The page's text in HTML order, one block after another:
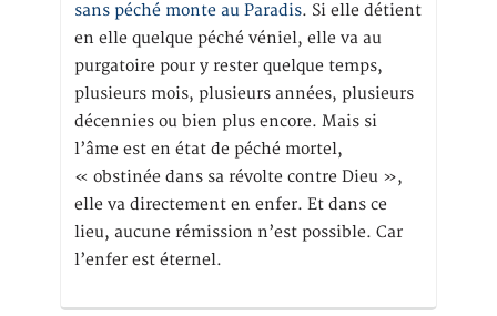
sans péché monte au Paradis. Si elle détient
en elle quelque péché véniel, elle va au
purgatoire pour y rester quelque temps,
plusieurs mois, plusieurs années, plusieurs
décennies ou bien plus encore. Mais si
l’âme est en état de péché mortel,
« obstinée dans sa révolte contre Dieu »,
elle va directement en enfer. Et dans ce
lieu, aucune rémission n’est possible. Car
l’enfer est éternel.